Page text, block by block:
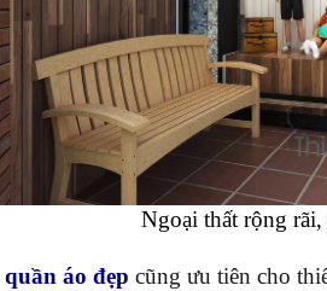
Ngoại thất rộng
áo đẹp cũng ưu tiên cho